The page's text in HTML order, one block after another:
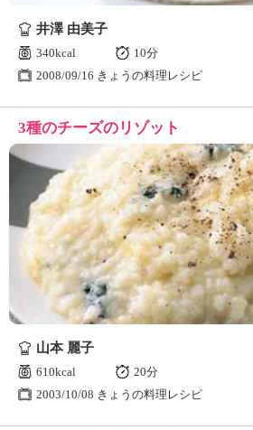
井澤 由美子
340kcal
10分
2008/09/16 きょうの料理レシピ
3種のチーズのリゾット
山本 麗子
610kcal
20分
2003/10/08 きょうの料理レシピ